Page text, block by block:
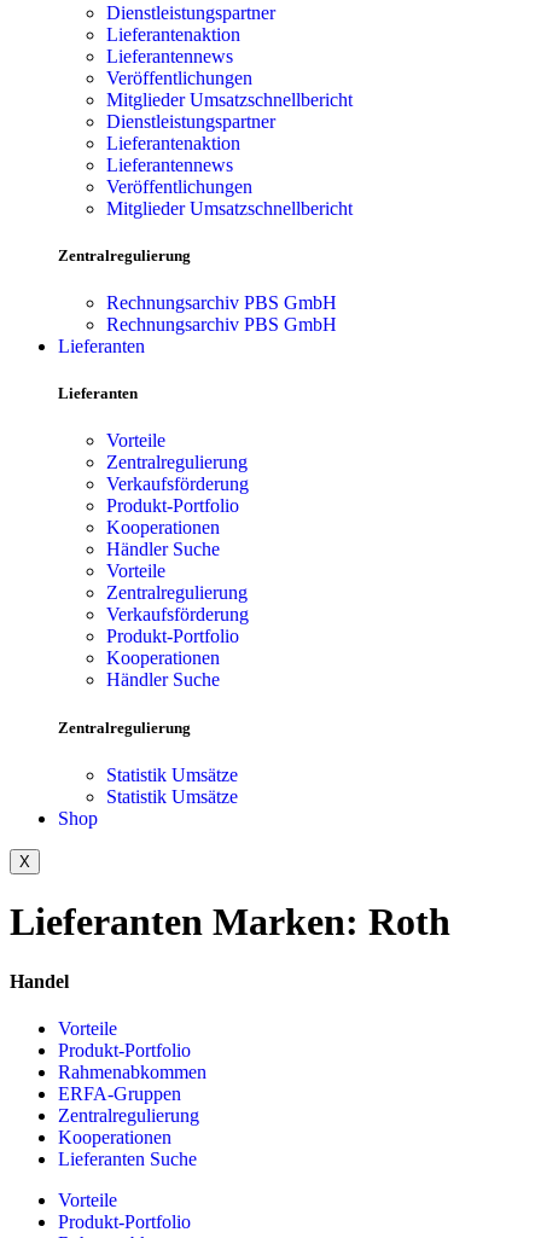
Dienstleistungspartner
Lieferantenaktion
Lieferantennews
Veröffentlichungen
Mitglieder Umsatzschnellbericht
Dienstleistungspartner
Lieferantenaktion
Lieferantennews
Veröffentlichungen
Mitglieder Umsatzschnellbericht
Zentralregulierung
Rechnungsarchiv PBS GmbH
Rechnungsarchiv PBS GmbH
Lieferanten
Lieferanten
Vorteile
Zentralregulierung
Verkaufsförderung
Produkt-Portfolio
Kooperationen
Händler Suche
Vorteile
Zentralregulierung
Verkaufsförderung
Produkt-Portfolio
Kooperationen
Händler Suche
Zentralregulierung
Statistik Umsätze
Statistik Umsätze
Shop
X
Lieferanten Marken: Roth
Handel
Vorteile
Produkt-Portfolio
Rahmenabkommen
ERFA-Gruppen
Zentralregulierung
Kooperationen
Lieferanten Suche
Vorteile
Produkt-Portfolio